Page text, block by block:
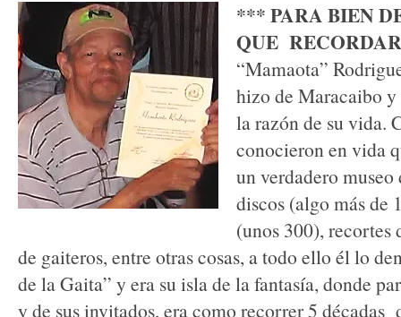
*** PARA BIEN
QUE
“Mamaota”
hizo de Maracaibo
la razón de su vida.
conocieron en vida
un verdadero
discos (algo más de
(unos 300), recortes
de gaiteros, entre otras cosas, a todo ello él lo
de la Gaita” y era su isla de la fantasía, donde
y de sus invitados, era como recorrer 5 décadas